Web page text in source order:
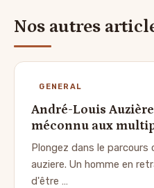
Nos autres
GENERAL
André-Louis
méconnu aux
Plongez dans le
auziere. Un homme en
d'être …